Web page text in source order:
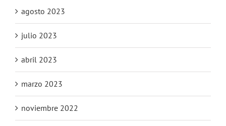
agosto 2023
julio 2023
abril 2023
marzo 2023
noviembre 2022